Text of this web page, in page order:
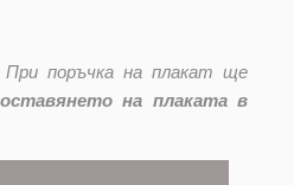
поръчка на плакат ще
на плаката в